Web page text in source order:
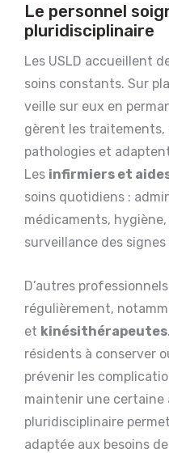
Le personnel
pluridisciplinaire
Les USLD accueillent
soins constants. Sur
veille sur eux en
gèrent les traitements,
pathologies et
Les infirmiers et
soins quotidiens :
médicaments,
surveillance des
D’autres
régulièrement,
et kinésithérapeutes
résidents à conserver
prévenir les
maintenir une certaine
pluridisciplinaire
adaptée aux besoins